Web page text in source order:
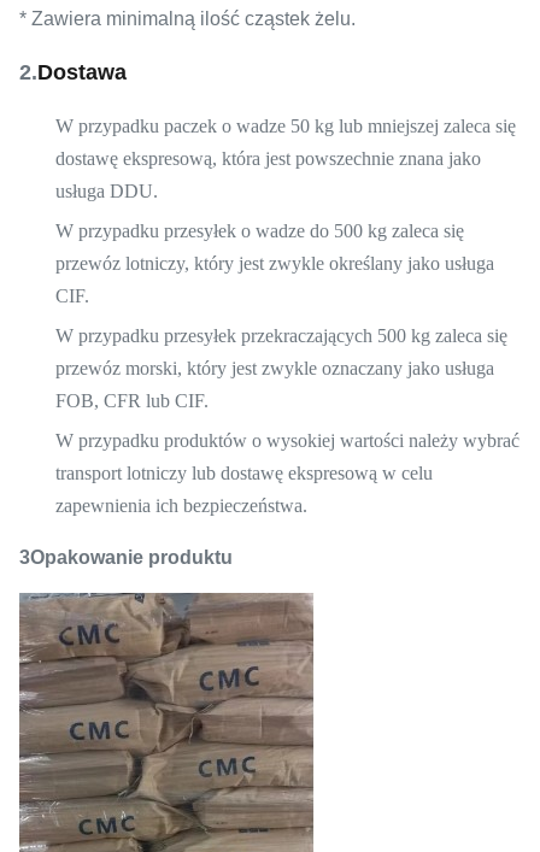
* Zawiera minimalną ilość cząstek żelu.
2.Dostawa
W przypadku paczek o wadze 50 kg lub mniejszej zaleca się
dostawę ekspresową, która jest powszechnie znana jako
usługa DDU.
W przypadku przesyłek o wadze do 500 kg zaleca się
przewóz lotniczy, który jest zwykle określany jako usługa
CIF.
W przypadku przesyłek przekraczających 500 kg zaleca się
przewóz morski, który jest zwykle oznaczany jako usługa
FOB, CFR lub CIF.
W przypadku produktów o wysokiej wartości należy wybrać
transport lotniczy lub dostawę ekspresową w celu
zapewnienia ich bezpieczeństwa.
3Opakowanie produktu